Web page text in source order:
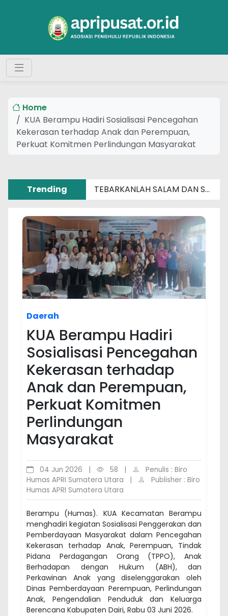
Home
KUA Berampu Hadiri Sosialisasi Pencegahan
Kekerasan terhadap Anak dan Perempuan,
Perkuat Komitmen Perlindungan Masyarakat
Trending TEBARKANLAH SALAM DAN SENYUM SEBERAT APAPUN MASALAHMU
Daerah
KUA Berampu Hadiri
Sosialisasi Pencegahan
Kekerasan terhadap
Anak dan Perempuan,
Perkuat Komitmen
Perlindungan
Masyarakat
04 Jun 2026 58
Penulis : Biro
Humas APRI Sumatera Utara
Publisher : Biro
Humas APRI Sumatera Utara
Berampu (Humas). KUA Kecamatan Berampu
menghadiri kegiatan Sosialisasi Penggerakan dan
Pemberdayaan Masyarakat dalam Pencegahan
Kekerasan terhadap Anak, Perempuan, Tindak
Pidana Perdagangan Orang (TPPO), Anak
Berhadapan dengan Hukum (ABH), dan
Perkawinan Anak yang diselenggarakan oleh
Dinas Pemberdayaan Perempuan, Perlindungan
Anak, Pengendalian Penduduk dan Keluarga
Berencana Kabupaten Dairi, Rabu 03 Juni 2026.